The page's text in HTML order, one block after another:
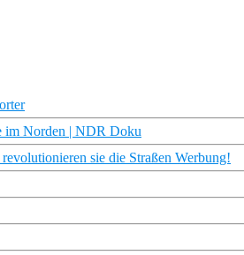
im Norden | NDR Doku
sie die Straßen Werbung!